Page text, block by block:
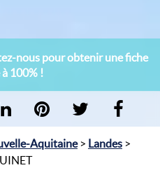
nous pour obtenir une fiche
100% !
Aquitaine> Landes >